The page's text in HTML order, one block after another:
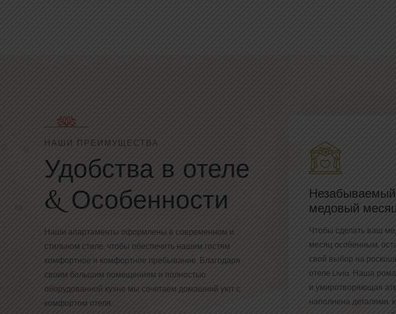
НАШИ ПРЕИМУЩЕСТВА
Удобства в отеле
& Особенности
Наши апартаменты оформлены в современном и
стильном стиле, чтобы обеспечить нашим гостям
комфортное и комфортное пребывание. Благодаря
своим большим помещениям и полностью
оборудованной кухне мы сочетаем домашний уют с
комфортом отеля.
Незабываемый
медовый
Чтобы сделать ваш
месяц особенным,
свой выбор на
отеле Livia. Наша
и умиротворяющая
наполнена деталями,